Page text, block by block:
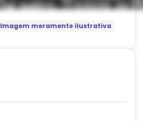
Imagem meramente ilustrativa